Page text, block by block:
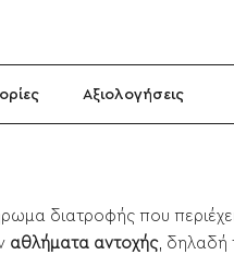
Αξιολογήσεις
διατροφής που
αθλήματα αντοχής, δηλαδή